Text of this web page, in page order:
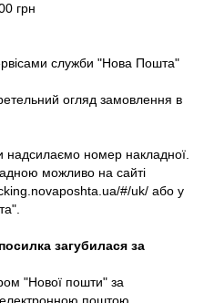
грн
служби "Нова Пошта"
огляд замовлення в
надсилаємо номер накладної.
можливо на сайті
#/uk/ або у
загубилася за
"Нової пошти" за